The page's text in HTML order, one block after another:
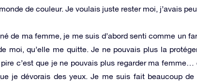
de couleur. Je voulais juste rester moi, j’avais
de ma femme, je me suis d’abord senti comme un
moi, qu’elle me quitte. Je ne pouvais plus la
c’est que je ne pouvais plus regarder ma
je dévorais des yeux. Je me suis fait beaucoup de